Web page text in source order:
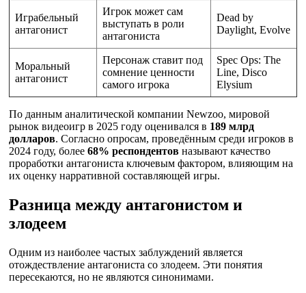
Играбельный
антагонист
Игрок может сам
выступать в роли
антагониста
Dead by
Daylight, Evolve
Моральный
антагонист
Персонаж ставит под
сомнение ценности
самого игрока
Spec Ops: The
Line, Disco
Elysium
По данным аналитической компании Newzoo, мировой
рынок видеоигр в 2025 году оценивался в 189 млрд
долларов. Согласно опросам, проведённым среди игроков в
2024 году, более 68% респондентов называют качество
проработки антагониста ключевым фактором, влияющим на
их оценку нарративной составляющей игры.
Разница между антагонистом и
злодеем
Одним из наиболее частых заблуждений является
отождествление антагониста со злодеем. Эти понятия
пересекаются, но не являются синонимами.